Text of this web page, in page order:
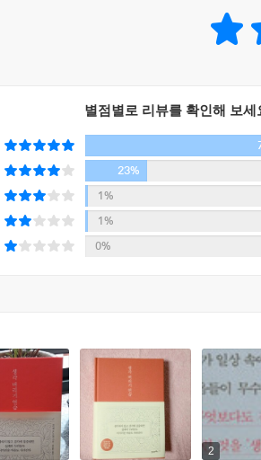
미세한 소리에 귀를 기울이는 능력을 키
루는 별들처럼 서로 연관되어 있다. 따라
즉시 반응하는 패턴에서 빠져나오게 되면
게 된다. 이때 중요한 것은 칭찬을 들으
식으로 마음을 다지고 있으면 누구에게
들리는 그대로, 동요 없이]
어떤 자극이라도 받아들여 단기적인 쾌락
는 눈을 완전히 감는 방법과 눈을 반쯤 감
을 전부 혹은 반쯤 정지시키면 집중력이
음이 어지러워지는 순간이 찾아오면, 일
다. 마음이 불안해지거나 긴장이 되면 일
이고 고통스러운 생각을 비우는 일상의 기술
스님’ 코이케 류노스케는 생각을 멈추기
해 부정적인 방향으로 생각을 몰고 가도
이고 제대로 된 연습이 필요한 것이 스님의
면 어떻게 해야 복잡하고 쓸데없는 생각
‘분노’의 에너지에 휘둘리기 쉽다. 이때
포괄하고 있다. 그래서 단순히 마음이
가 난다고 생각한다’라고 감정을 객관적
우리를 괴롭히는 복잡하고 쓸데없는 생각
별점별로 리뷰를 확인해 보세
23%
1%
1%
0%
2